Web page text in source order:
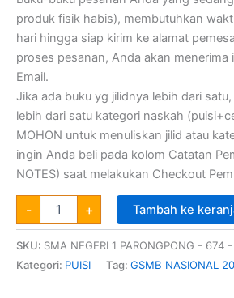
produk fisik habis), membutuhkan
hari hingga siap kirim ke alamat
proses pesanan, Anda akan menerima
Email.
Jika ada buku yg jilidnya lebih dari
lebih dari satu kategori naskah
MOHON untuk menuliskan jilid atau
ingin Anda beli pada kolom Catatan
NOTES) saat melakukan Checkout
- + Tambah ke
SKU: SMA NEGERI 1 PARONGPONG - 674
Kategori: PUISI Tag: GSMB NASIONAL